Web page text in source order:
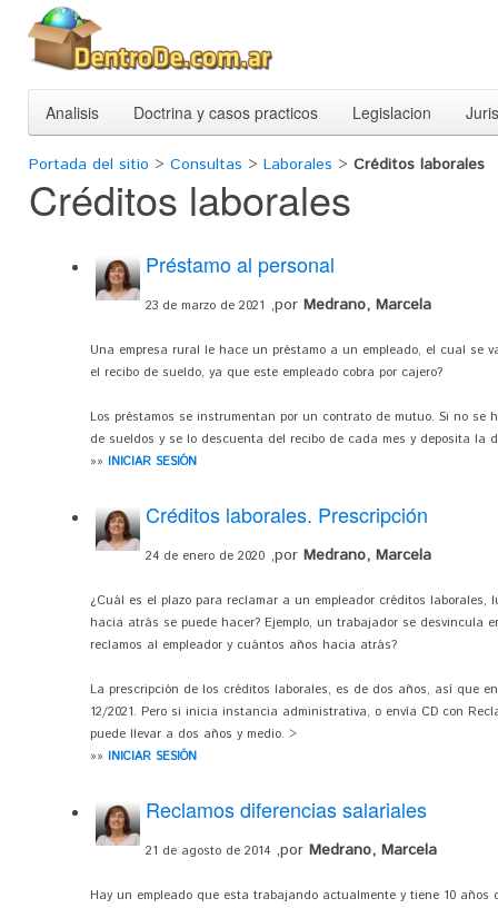
Analisis Doctrina y casos practicos Legislacion
Portada del sitio > Consultas > Laborales > Créditos laborales
Créditos laborales
Préstamo al personal
23 de marzo de 2021 ,por Medrano, Marcela
Una empresa rural le hace un préstamo a un empleado, el cual se
el recibo de sueldo, ya que este empleado cobra por cajero?
Los préstamos se instrumentan por un contrato de mutuo. Si no se
de sueldos y se lo descuenta del recibo de cada mes y deposita la
»» INICIAR SESIÓN
Créditos laborales. Prescripción
24 de enero de 2020 ,por Medrano, Marcela
¿Cuál es el plazo para reclamar a un empleador créditos
hacia atrás se puede hacer? Ejemplo, un trabajador se desvincula
reclamos al empleador y cuántos años hacia atrás?
La prescripción de los créditos laborales, es de dos años, así que
12/2021. Pero si inicia instancia administrativa, o envía CD con
puede llevar a dos años y medio. >
»» INICIAR SESIÓN
Reclamos diferencias salariales
21 de agosto de 2014 ,por Medrano, Marcela
Hay un empleado que esta trabajando actualmente y tiene 10